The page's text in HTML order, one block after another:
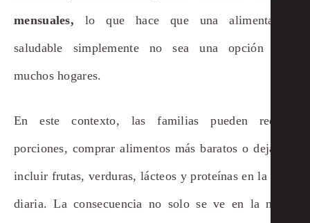
mensuales, lo que hace que una alimentación
saludable simplemente no sea una opción para
muchos hogares.
En este contexto, las familias pueden reducir
porciones, comprar alimentos más baratos o dejar de
incluir frutas, verduras, lácteos y proteínas en la dieta
diaria. La consecuencia no solo se ve en la mesa: